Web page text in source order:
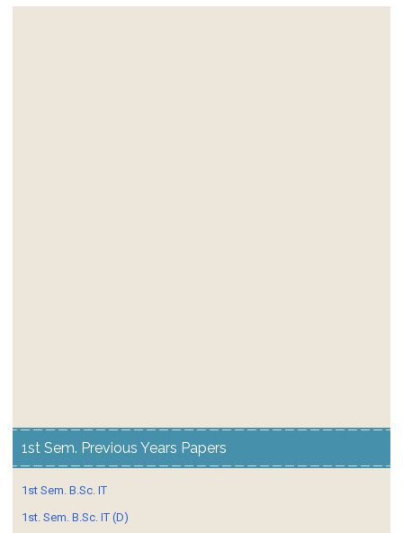
1st Sem. Previous Years Papers
1st Sem. B.Sc. IT
1st. Sem. B.Sc. IT (D)